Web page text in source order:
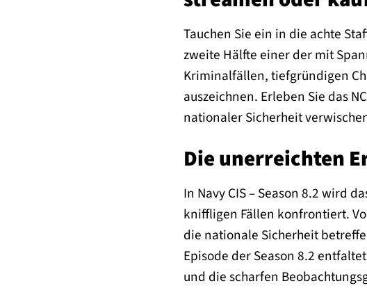
Tauchen Sie ein in die achte
zweite Hälfte einer der mit
Kriminalfällen, tiefgründigen
auszeichnen. Erleben Sie das
nationaler Sicherheit
Die unerreichten
In Navy CIS – Season 8.2 wird
kniffligen Fällen konfrontiert.
die nationale Sicherheit
Episode der Season 8.2
und die scharfen